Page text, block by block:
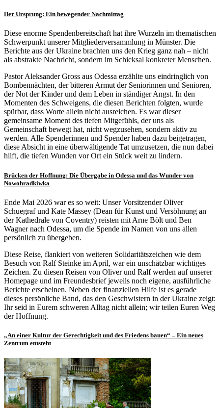
Der Ursprung: Ein bewegender Nachmittag
Diese enorme Spendenbereitschaft hat ihre Wurzeln im thematischen
Schwerpunkt unserer Mitgliederversammlung in Münster. Die
Berichte aus der Ukraine brachten uns den Krieg ganz nah – nicht
als abstrakte Nachricht, sondern im Schicksal konkreter Menschen.
Pastor Aleksander Gross aus Odessa erzählte uns eindringlich von
Bombennächten, der bitteren Armut der Seniorinnen und Senioren,
der Not der Kinder und dem Leben in ständiger Angst. In den
Momenten des Schweigens, die diesen Berichten folgten, wurde
spürbar, dass Worte allein nicht ausreichen. Es war dieser
gemeinsame Moment des tiefen Mitgefühls, der uns als
Gemeinschaft bewegt hat, nicht wegzusehen, sondern aktiv zu
werden. Alle Spenderinnen und Spender haben dazu beigetragen,
diese Absicht in eine überwältigende Tat umzusetzen, die nun dabei
hilft, die tiefen Wunden vor Ort ein Stück weit zu lindern.
Brücken der Hoffnung: Die Übergabe in Odessa und das Wunder von
Nowohradkiwka
Ende Mai 2026 war es so weit: Unser Vorsitzender Oliver
Schuegraf und Kate Massey (Dean für Kunst und Versöhnung an
der Kathedrale von Coventry) reisten mit Arne Bölt und Ben
Wagner nach Odessa, um die Spende im Namen von uns allen
persönlich zu übergeben.
Diese Reise, flankiert von weiteren Solidaritätszeichen wie dem
Besuch von Ralf Steinke im April, war ein unschätzbar wichtiges
Zeichen. Zu diesen Reisen von Oliver und Ralf werden auf unserer
Homepage und im Freundesbrief jeweils noch eigene, ausführliche
Berichte erscheinen. Neben der finanziellen Hilfe ist es gerade
dieses persönliche Band, das den Geschwistern in der Ukraine zeigt:
Ihr seid in Eurem schweren Alltag nicht allein; wir teilen Euren Weg
der Hoffnung.
„An einer Kultur der Gerechtigkeit und des Friedens bauen“ – Ein neues
Zentrum entsteht